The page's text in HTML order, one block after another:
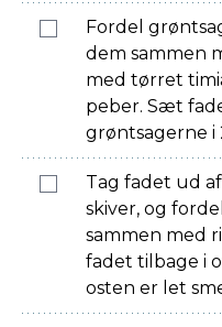
Fordel
dem sammen
med tørret
peber. Sæt
grøntsagerne
Tag fadet ud
skiver, og
sammen med
fadet tilbage i
osten er let